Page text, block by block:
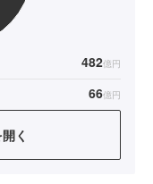
482億円
66億円
く